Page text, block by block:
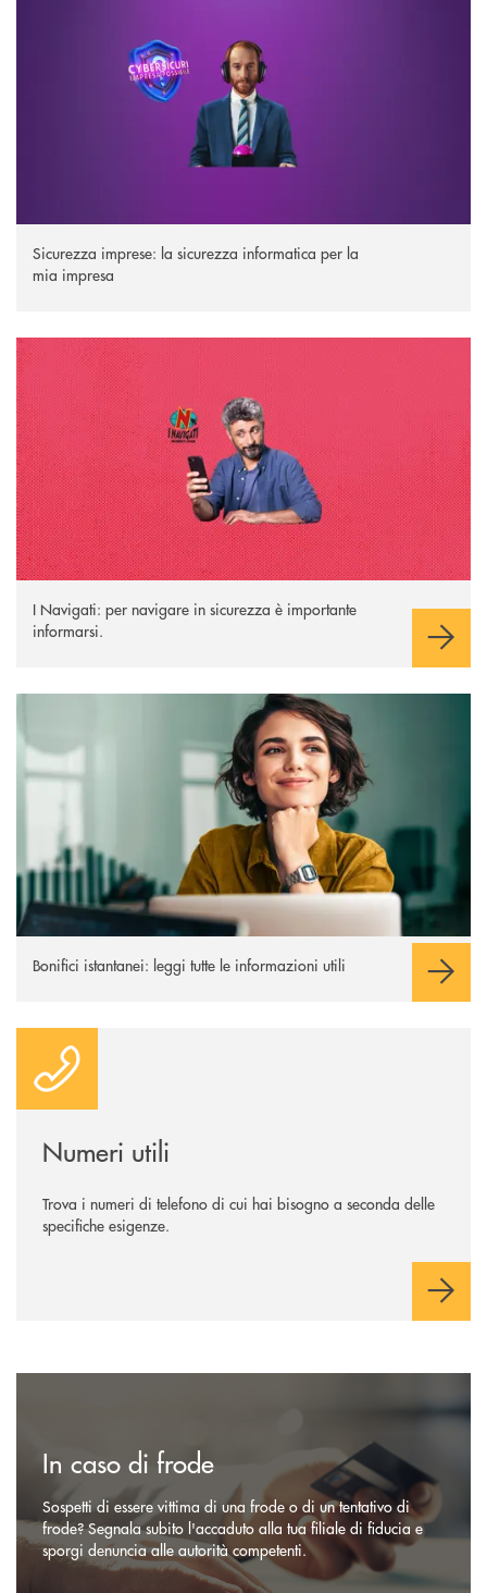
Sicurezza imprese: la sicurezza informatica per la
mia impresa
I Navigati
I Navigati: per navigare in sicurezza è importante
informarsi.
Bonifici istantanei: leggi tutte le informazioni utili
Numeri utili
Trova i numeri di telefono di cui hai bisogno a seconda delle
specifiche esigenze.
In caso di frode
Sospetti di essere vittima di una frode o di un tentativo di
frode? Segnala subito l'accaduto alla tua filiale di fiducia e
sporgi denuncia alle autorità competenti.